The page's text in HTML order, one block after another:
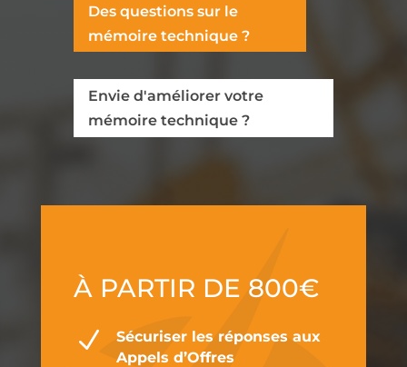
Des questions sur le
mémoire technique ?
Envie d'améliorer votre
mémoire technique ?
À PARTIR DE 800€
N
Sécuriser les réponses aux
Appels d’Offres